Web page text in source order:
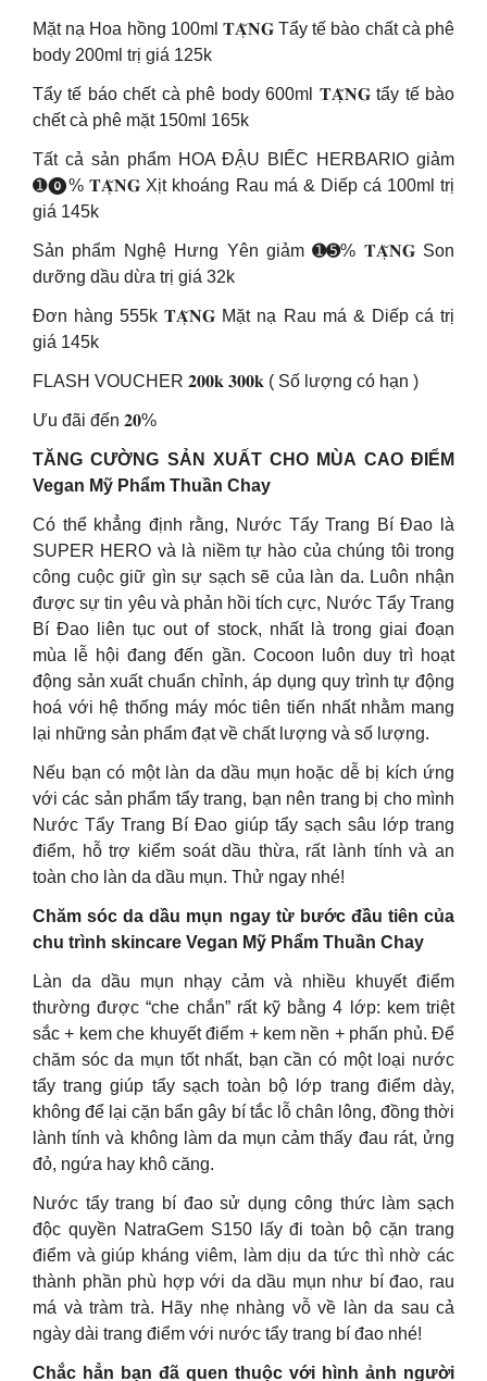
Mặt nạ Hoa hồng 100ml 𝐓𝐀̣̆𝐍𝐆 Tẩy tế bào chất cà phê
body 200ml trị giá 125k
Tẩy tế báo chết cà phê body 600ml 𝐓𝐀̣̆𝐍𝐆 tẩy tế bào
chết cà phê mặt 150ml 165k
Tất cả sản phẩm HOA ĐẬU BIẾC HERBARIO giảm
➊⓿% 𝐓𝐀̣̆𝐍𝐆 Xịt khoáng Rau má & Diếp cá 100ml trị
giá 145k
Sản phẩm Nghệ Hưng Yên giảm ➊➎% 𝐓𝐀̣̆𝐍𝐆 Son
dưỡng dầu dừa trị giá 32k
Đơn hàng 555k 𝐓𝐀̣̆𝐍𝐆 Mặt nạ Rau má & Diếp cá trị
giá 145k
FLASH VOUCHER 𝟐𝟎𝟎𝐤 𝟑𝟎𝟎𝐤 ( Số lượng có hạn )
Ưu đãi đến 𝟐𝟎%
TĂNG CƯỜNG SẢN XUẤT CHO MÙA CAO ĐIỂM
Vegan Mỹ Phẩm Thuần Chay
Có thể khẳng định rằng, Nước Tẩy Trang Bí Đao là
SUPER HERO và là niềm tự hào của chúng tôi trong
công cuộc giữ gìn sự sạch sẽ của làn da. Luôn nhận
được sự tin yêu và phản hồi tích cực, Nước Tẩy Trang
Bí Đao liên tục out of stock, nhất là trong giai đoạn
mùa lễ hội đang đến gần. Cocoon luôn duy trì hoạt
động sản xuất chuẩn chỉnh, áp dụng quy trình tự động
hoá với hệ thống máy móc tiên tiến nhất nhằm mang
lại những sản phẩm đạt về chất lượng và số lượng.
Nếu bạn có một làn da dầu mụn hoặc dễ bị kích ứng
với các sản phẩm tẩy trang, bạn nên trang bị cho mình
Nước Tẩy Trang Bí Đao giúp tẩy sạch sâu lớp trang
điểm, hỗ trợ kiểm soát dầu thừa, rất lành tính và an
toàn cho làn da dầu mụn. Thử ngay nhé!
Chăm sóc da dầu mụn ngay từ bước đầu tiên của
chu trình skincare Vegan Mỹ Phẩm Thuần Chay
Làn da dầu mụn nhạy cảm và nhiều khuyết điểm
thường được “che chắn” rất kỹ bằng 4 lớp: kem triệt
sắc + kem che khuyết điểm + kem nền + phấn phủ. Để
chăm sóc da mụn tốt nhất, bạn cần có một loại nước
tẩy trang giúp tẩy sạch toàn bộ lớp trang điểm dày,
không để lại cặn bẩn gây bí tắc lỗ chân lông, đồng thời
lành tính và không làm da mụn cảm thấy đau rát, ửng
đỏ, ngứa hay khô căng.
Nước tẩy trang bí đao sử dụng công thức làm sạch
độc quyền NatraGem S150 lấy đi toàn bộ cặn trang
điểm và giúp kháng viêm, làm dịu da tức thì nhờ các
thành phần phù hợp với da dầu mụn như bí đao, rau
má và tràm trà. Hãy nhẹ nhàng vỗ về làn da sau cả
ngày dài trang điểm với nước tẩy trang bí đao nhé!
Chắc hẳn bạn đã quen thuộc với hình ảnh người